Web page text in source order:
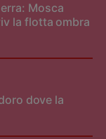
Mosca
la flotta ombra
dove la